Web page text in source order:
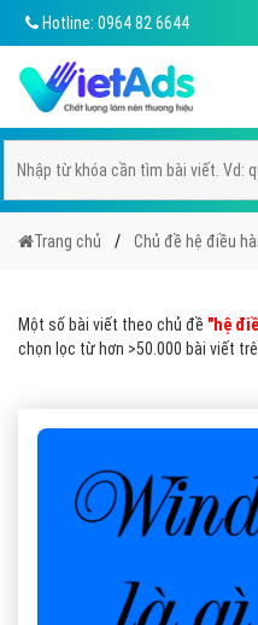
Hotline: 0964 82 6644
Trang chủ Chủ đề hệ điều
Một số bài viết theo chủ đề "hệ
chọn lọc từ hơn >50.000 bài viết